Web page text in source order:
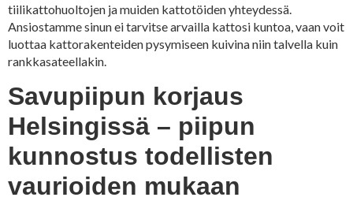
tiilikattohuoltojen ja muiden kattotöiden yhteydessä.
Ansiostamme sinun ei tarvitse arvailla kattosi kuntoa, vaan voit
luottaa kattorakenteiden pysymiseen kuivina niin talvella kuin
rankkasateellakin.
Savupiipun korjaus
Helsingissä – piipun
kunnostus todellisten
vaurioiden mukaan